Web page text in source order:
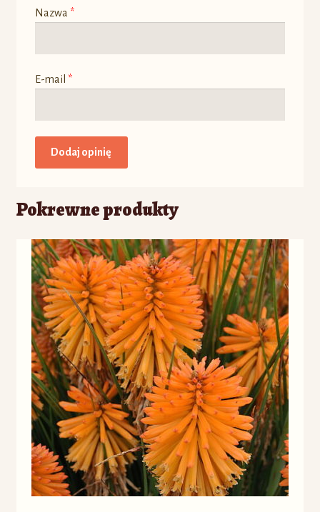
Nazwa *
E-mail *
Pokrewne produkty